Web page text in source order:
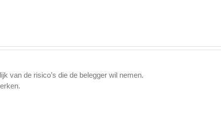
van de risico’s die de belegger wil nemen.